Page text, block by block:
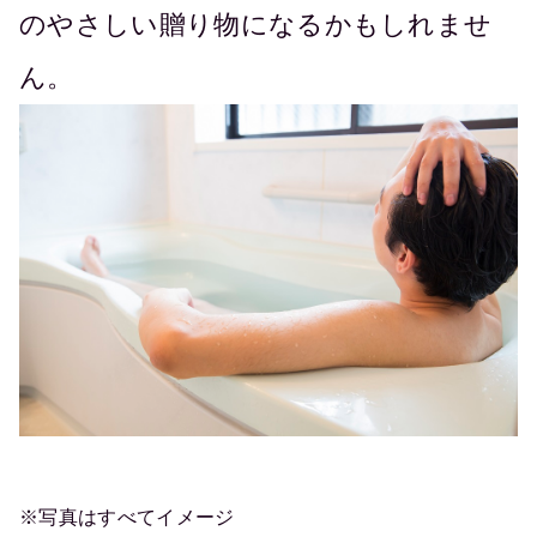
のやさしい贈り物になるかもしれませ
ん。
※写真はすべてイメージ